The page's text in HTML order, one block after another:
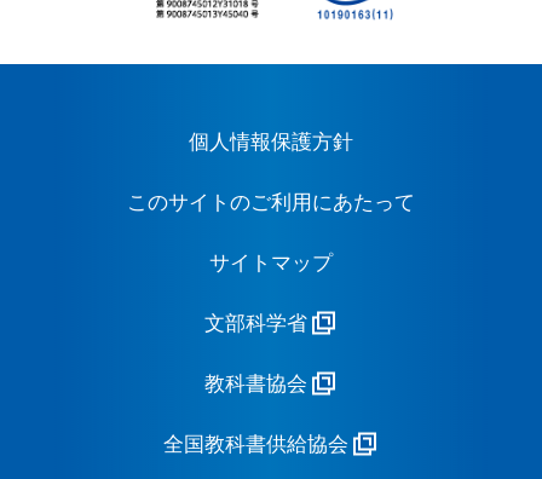
個人情報保護方針
このサイトのご利用にあたって
サイトマップ
文部科学省
教科書協会
全国教科書供給協会